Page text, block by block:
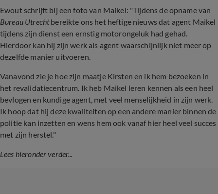
Ewout schrijft bij een foto van Maikel: "Tijdens de opname van
Bureau Utrechtbereikte ons het heftige nieuws dat agent Maikel
tijdens zijn dienst een ernstig motorongeluk had gehad.
Hierdoor kan hij zijn werk als agent waarschijnlijk niet meer op
dezelfde manier uitvoeren.
Vanavond zie je hoe zijn maatje Kirsten en ik hem bezoeken in
het revalidatiecentrum. Ik heb Maikel leren kennen als een heel
bevlogen en kundige agent, met veel menselijkheid in zijn werk.
Ik hoop dat hij deze kwaliteiten op een andere manier binnen de
politie kan inzetten en wens hem ook vanaf hier heel veel succes
met zijn herstel."
Lees hieronder verder...